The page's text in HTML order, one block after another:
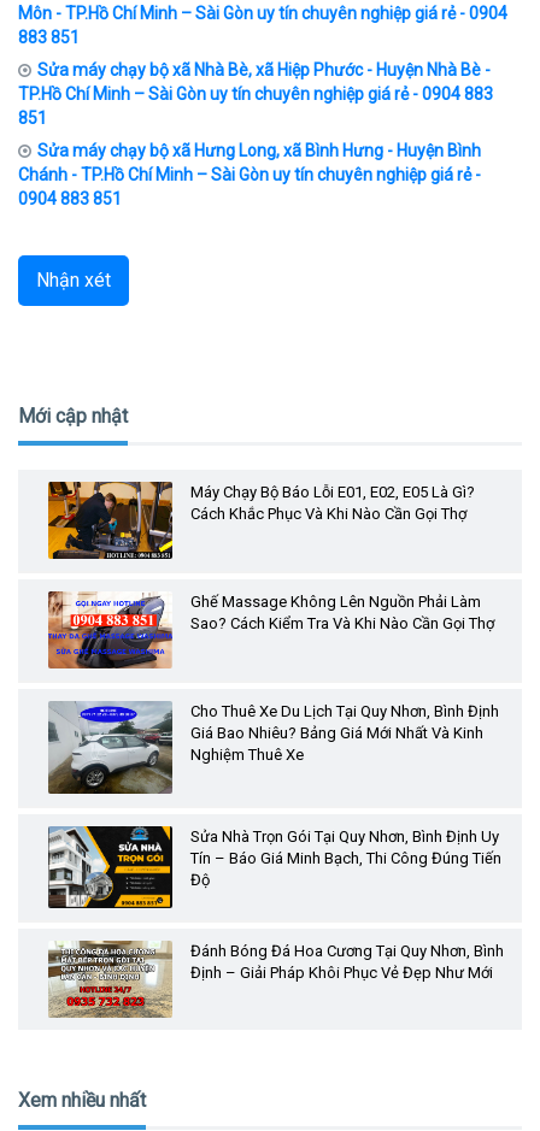
Môn - TP.Hồ Chí Minh – Sài Gòn uy tín chuyên nghiệp giá rẻ - 0904
883 851
Sửa máy chạy bộ xã Nhà Bè, xã Hiệp Phước - Huyện Nhà Bè -
TP.Hồ Chí Minh – Sài Gòn uy tín chuyên nghiệp giá rẻ - 0904 883
851
Sửa máy chạy bộ xã Hưng Long, xã Bình Hưng - Huyện Bình
Chánh - TP.Hồ Chí Minh – Sài Gòn uy tín chuyên nghiệp giá rẻ -
0904 883 851
Nhận xét
Mới cập nhật
Máy Chạy Bộ Báo Lỗi E01, E02, E05 Là Gì?
Cách Khắc Phục Và Khi Nào Cần Gọi Thợ
Ghế Massage Không Lên Nguồn Phải Làm
Sao? Cách Kiểm Tra Và Khi Nào Cần Gọi Thợ
Cho Thuê Xe Du Lịch Tại Quy Nhơn, Bình Định
Giá Bao Nhiêu? Bảng Giá Mới Nhất Và Kinh
Nghiệm Thuê Xe
Sửa Nhà Trọn Gói Tại Quy Nhơn, Bình Định Uy
Tín – Báo Giá Minh Bạch, Thi Công Đúng Tiến
Độ
Đánh Bóng Đá Hoa Cương Tại Quy Nhơn, Bình
Định – Giải Pháp Khôi Phục Vẻ Đẹp Như Mới
Xem nhiều nhất